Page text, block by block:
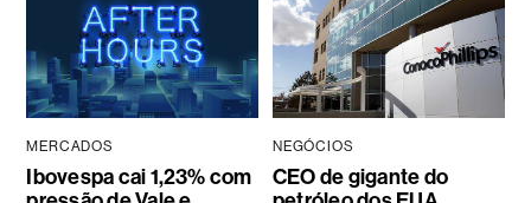
MERCADOS
Ibovespa cai 1,23% com
NEGÓCIOS
CEO de gigante do